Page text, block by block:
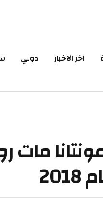
الاخبار دولي سياسة
مات